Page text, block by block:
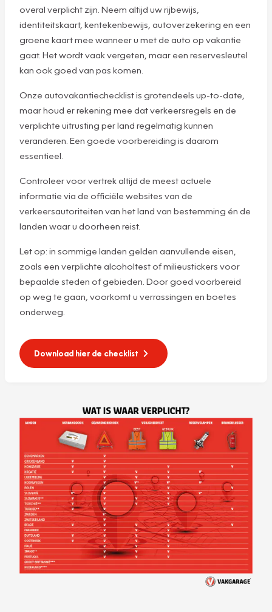
overal verplicht zijn. Neem altijd uw rijbewijs,
identiteitskaart, kentekenbewijs, autoverzekering en een
groene kaart mee wanneer u met de auto op vakantie
gaat. Het wordt vaak vergeten, maar een reservesleutel
kan ook goed van pas komen.
Onze autovakantiechecklist is grotendeels up-to-date,
maar houd er rekening mee dat verkeersregels en de
verplichte uitrusting per land regelmatig kunnen
veranderen. Een goede voorbereiding is daarom
essentieel.
Controleer voor vertrek altijd de meest actuele
informatie via de officiële websites van de
verkeersautoriteiten van het land van bestemming én de
landen waar u doorheen reist.
Let op: in sommige landen gelden aanvullende eisen,
zoals een verplichte alcoholtest of milieustickers voor
bepaalde steden of gebieden. Door goed voorbereid
op weg te gaan, voorkomt u verrassingen en boetes
onderweg.
Download hier de checklist